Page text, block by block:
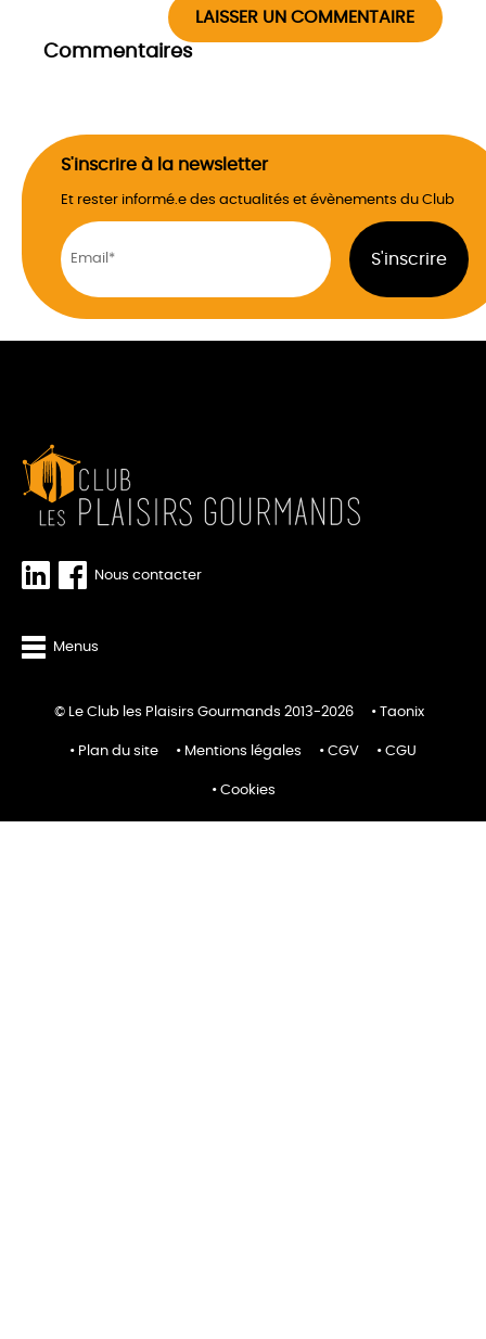
LAISSER UN COMMENTAIRE
Commentaires
S'inscrire à la newsletter
Et rester informé.e des actualités et évènements du Club
Nous contacter
Menus
© Le Club les Plaisirs Gourmands 2013-2026 Taonix
Plan du site Mentions légales CGV CGU
Cookies